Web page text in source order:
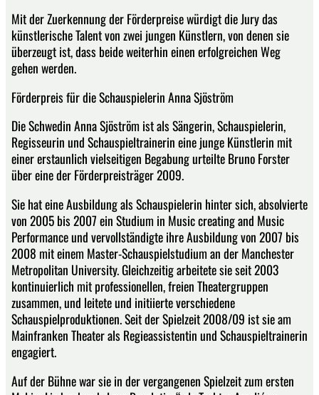
Mit der Zuerkennung der Förderpreise würdigt die Jury das
künstlerische Talent von zwei jungen Künstlern, von denen sie
überzeugt ist, dass beide weiterhin einen erfolgreichen Weg
gehen werden.
Förderpreis für die Schauspielerin Anna Sjöström
Die Schwedin Anna Sjöström ist als Sängerin, Schauspielerin,
Regisseurin und Schauspieltrainerin eine junge Künstlerin mit
einer erstaunlich vielseitigen Begabung urteilte Bruno Forster
über eine der Förderpreisträger 2009.
Sie hat eine Ausbildung als Schauspielerin hinter sich, absolvierte
von 2005 bis 2007 ein Studium in Music creating and Music
Performance und vervollständigte ihre Ausbildung von 2007 bis
2008 mit einem Master-Schauspielstudium an der Manchester
Metropolitan University. Gleichzeitig arbeitete sie seit 2003
kontinuierlich mit professionellen, freien Theatergruppen
zusammen, und leitete und initiierte verschiedene
Schauspielproduktionen. Seit der Spielzeit 2008/09 ist sie am
Mainfranken Theater als Regieassistentin und Schauspieltrainerin
engagiert.
Auf der Bühne war sie in der vergangenen Spielzeit zum ersten